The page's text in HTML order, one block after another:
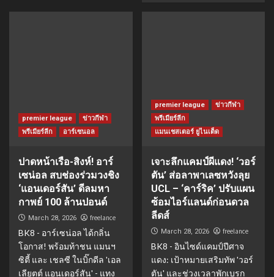
premier league
ข่าวกีฬา
พรีเมียร์ลีก
อาร์เซนอล
ปาดหน้าเรือ-สิงห์! อาร์
เซน่อล สบช่องร่วมวงชิง
‘แอนเดอร์สัน’ ดีลมหา
กาพย์ 100 ล้านปอนด์
March 28, 2026 freelance
BK8 - อาร์เซน่อล ได้กลิ่น
โอกาส! พร้อมท้าชน แมนฯ
ซิตี้ และ เชลซี ในบิ๊กดีล 'เอล
เลียตต์ แอนเดอร์สัน' - แทง
premier league
ข่าวกีฬา
พรีเมียร์ลีก
แมนเชสเตอร์ ยูไนเต็ด
เจาะลึกแคมป์ผีแดง! ‘วอร์
ตัน’ ส่อลาพาเลซหวังลุย
UCL – ‘คาร์ริค’ ปรับแผน
ซ้อมไอร์แลนด์ก่อนดวล
ลีดส์
March 28, 2026 freelance
BK8 - อินไซด์แคมป์ปีศาจ
แดง: เป้าหมายเสริมทัพ 'วอร์
ตัน' และช่วงเวลาพักเบรก